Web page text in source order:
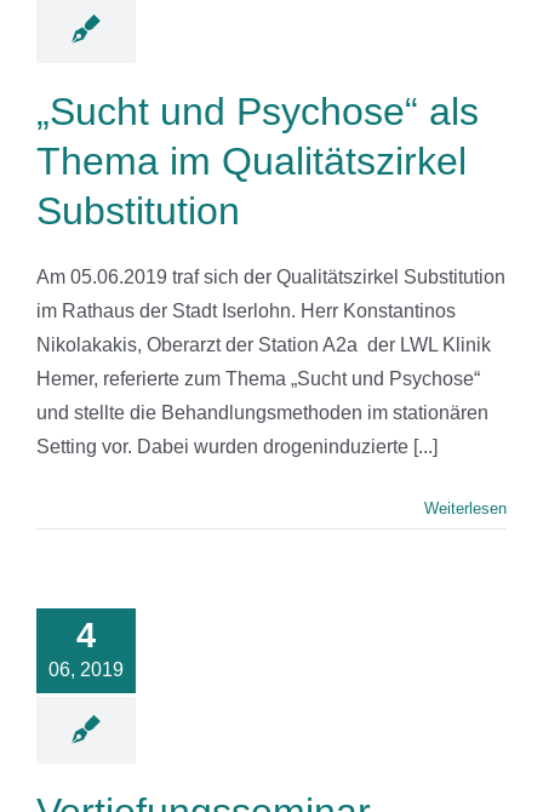
„Sucht und Psychose“ als
Thema im Qualitätszirkel
Substitution
Am 05.06.2019 traf sich der Qualitätszirkel Substitution
im Rathaus der Stadt Iserlohn. Herr Konstantinos
Nikolakakis, Oberarzt der Station A2a der LWL Klinik
Hemer, referierte zum Thema „Sucht und Psychose“
und stellte die Behandlungsmethoden im stationären
Setting vor. Dabei wurden drogeninduzierte [...]
Weiterlesen
4
06, 2019